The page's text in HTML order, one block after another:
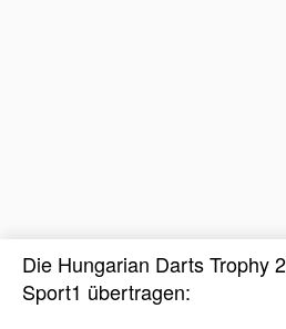
Die Hungarian Darts Trophy
Sport1 übertragen: